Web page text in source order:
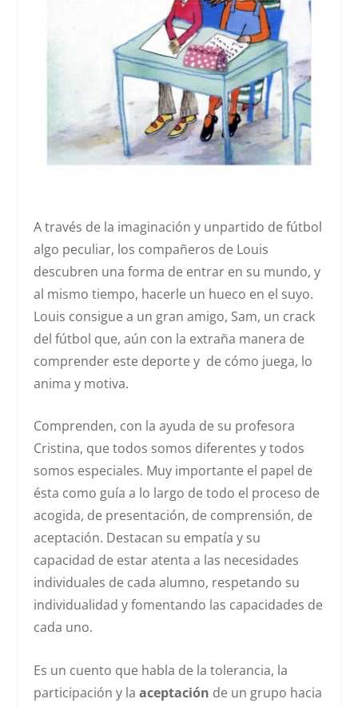
A través de la imaginación y unpartido de fútbol
algo peculiar, los compañeros de Louis
descubren una forma de entrar en su mundo, y
al mismo tiempo, hacerle un hueco en el suyo.
Louis consigue a un gran amigo, Sam, un crack
del fútbol que, aún con la extraña manera de
comprender este deporte y de cómo juega, lo
anima y motiva.
Comprenden, con la ayuda de su profesora
Cristina, que todos somos diferentes y todos
somos especiales. Muy importante el papel de
ésta como guía a lo largo de todo el proceso de
acogida, de presentación, de comprensión, de
aceptación. Destacan su empatía y su
capacidad de estar atenta a las necesidades
individuales de cada alumno, respetando su
individualidad y fomentando las capacidades de
cada uno.
Es un cuento que habla de la tolerancia, la
participación y laaceptación de un grupo hacia